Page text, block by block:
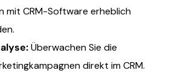
mit CRM-Software erheblich
Überwachen Sie die
direkt im CRM.